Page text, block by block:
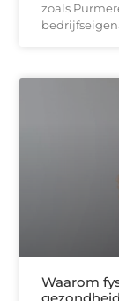
zoals
Waarom